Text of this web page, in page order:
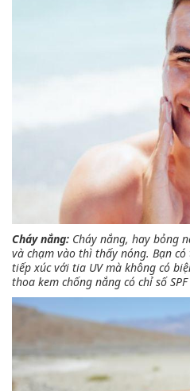
Cháy nắng: Cháy nắng, hay bỏng
và chạm vào thì thấy nóng. Bạn
tiếp xúc với tia UV mà không có
thoa kem chống nắng có chỉ số